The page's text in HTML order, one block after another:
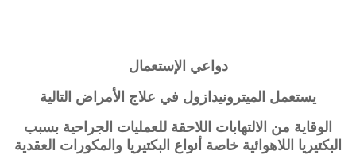
دواعي الإستعمال
يستعمل الميترونيدازول في علاج الأمراض التالية
الوقاية من الالتهابات اللاحقة للعمليات الجراحية بسبب
البكتيريا اللاهوائية خاصة أنواع البكتيريا والمكورات العقدية